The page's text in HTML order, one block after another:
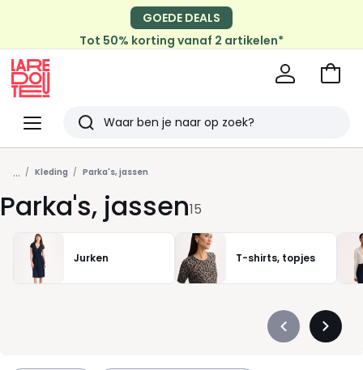
GOEDE DEALS
Tot 50% korting vanaf 2 artikelen*
Menu
Redoute
Zoeken
Laatst
bekeken
Naar
... Kleding Parka's, jassen
Parka's, jassen15
Jurken T-shirts, topjes
Précédent